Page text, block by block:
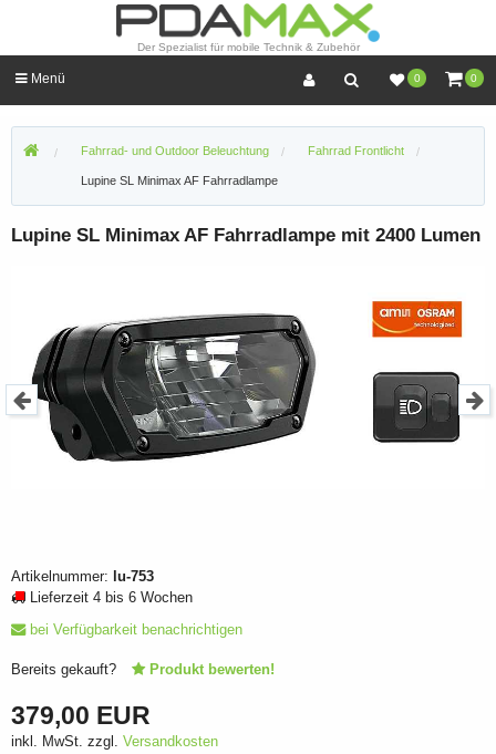
Der Spezialist für mobile Technik & Zubehör
0 0
Menü
Fahrrad- und Outdoor Beleuchtung Fahrrad Frontlicht
Lupine SL Minimax AF Fahrradlampe
Lupine SL Minimax AF Fahrradlampe mit 2400 Lumen
Artikelnummer: lu-753
Lieferzeit 4 bis 6 Wochen
bei Verfügbarkeit benachrichtigen
Bereits gekauft? Produkt bewerten!
379,00 EUR
inkl. MwSt. zzgl. Versandkosten